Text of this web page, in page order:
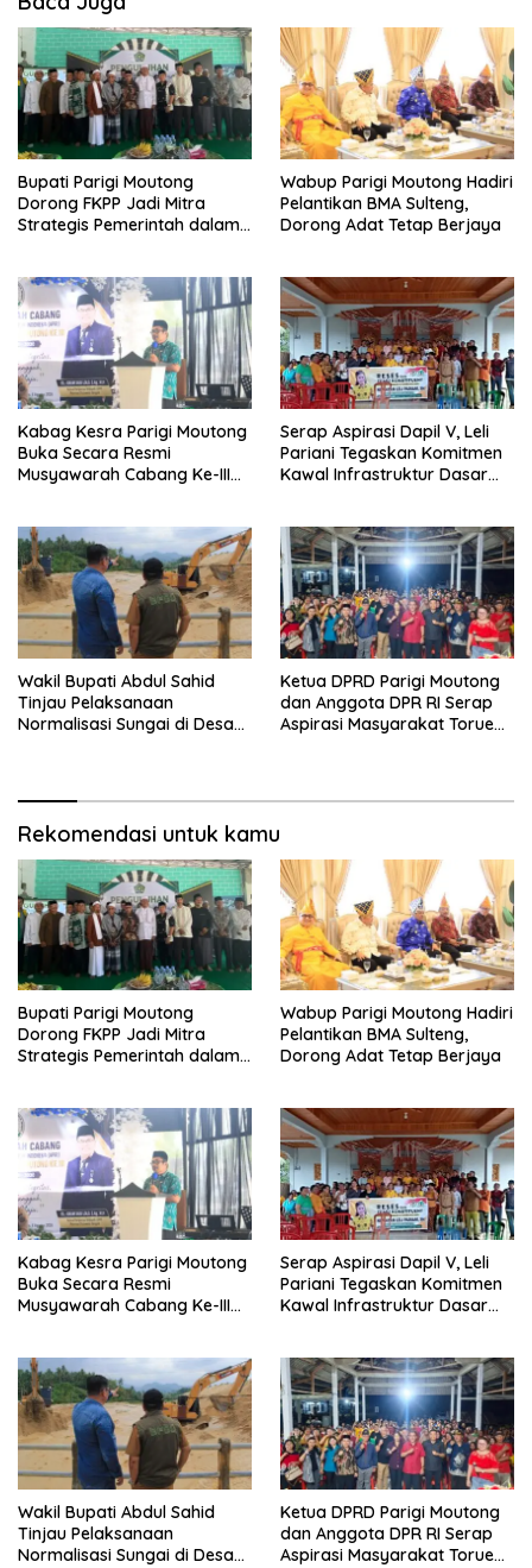
Bupati Parigi Moutong
Dorong FKPP Jadi Mitra
Strategis Pemerintah dalam
Wabup Parigi Moutong Hadiri
Pelantikan BMA Sulteng,
Dorong Adat Tetap Berjaya
Kabag Kesra Parigi Moutong
Buka Secara Resmi
Musyawarah Cabang Ke-III
Serap Aspirasi Dapil V, Leli
Pariani Tegaskan Komitmen
Kawal Infrastruktur Dasar
Wakil Bupati Abdul Sahid
Tinjau Pelaksanaan
Normalisasi Sungai di Desa
Ketua DPRD Parigi Moutong
dan Anggota DPR RI Serap
Aspirasi Masyarakat Torue
Rekomendasi untuk kamu
Bupati Parigi Moutong
Dorong FKPP Jadi Mitra
Strategis Pemerintah dalam
Wabup Parigi Moutong Hadiri
Pelantikan BMA Sulteng,
Dorong Adat Tetap Berjaya
Kabag Kesra Parigi Moutong
Buka Secara Resmi
Musyawarah Cabang Ke-III
Serap Aspirasi Dapil V, Leli
Pariani Tegaskan Komitmen
Kawal Infrastruktur Dasar
Wakil Bupati Abdul Sahid
Tinjau Pelaksanaan
Normalisasi Sungai di Desa
Ketua DPRD Parigi Moutong
dan Anggota DPR RI Serap
Aspirasi Masyarakat Torue